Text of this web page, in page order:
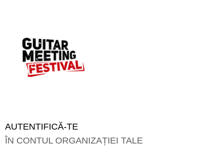
AUTENTIFICĂ-TE
ÎN CONTUL ORGANIZAȚIEI TALE